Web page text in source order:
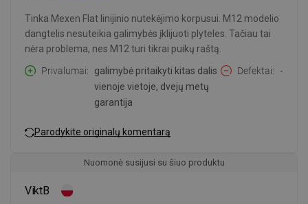
Tinka Mexen Flat linijinio nutekėjimo korpusui. M12 modelio
dangtelis nesuteikia galimybės įklijuoti plyteles. Tačiau tai
nėra problema, nes M12 turi tikrai puikų raštą.
Privalumai
galimybė pritaikyti kitas dalis
vienoje vietoje, dvejų metų
garantija
Defektai -
Parodykite originalų komentarą
Nuomonė susijusi su šiuo produktu
ViktB